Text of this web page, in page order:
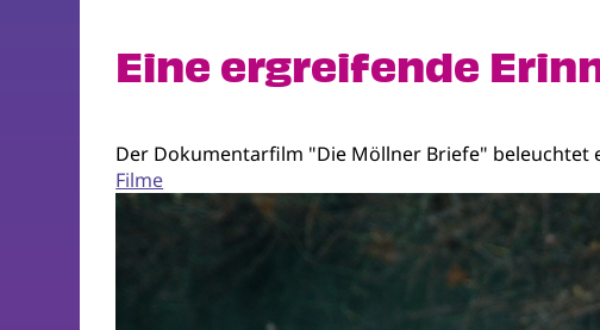
Eine ergreifende
Der Dokumentarfilm "Die Möllner Briefe" beleuchtet
Filme